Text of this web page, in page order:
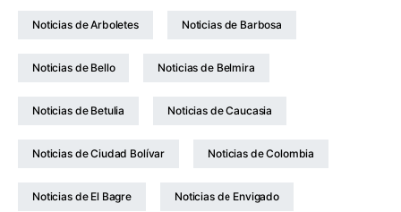
Noticias de Arboletes Noticias de Barbosa
Noticias de Bello Noticias de Belmira
Noticias de Betulia Noticias de Caucasia
Noticias de Ciudad Bolívar Noticias de Colombia
Noticias de El Bagre Noticias de Envigado